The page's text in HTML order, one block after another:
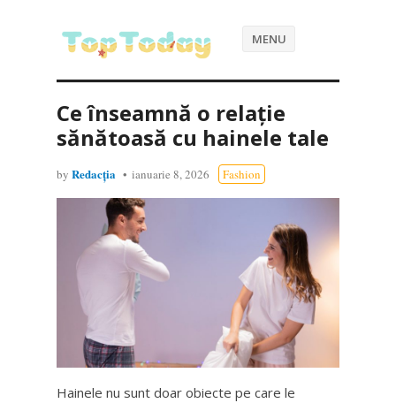
MENU
Ce înseamnă o relație
sănătoasă cu hainele tale
by Redacția ianuarie 8, 2026 Fashion
Hainele nu sunt doar obiecte pe care le